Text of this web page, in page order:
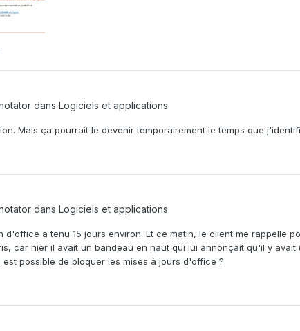
dans Logiciels et applications
Mais ça pourrait le devenir temporairement le temps que
dans Logiciels et applications
d'office a tenu 15 jours environ. Et ce matin, le client me rappelle
car hier il avait un bandeau en haut qui lui annonçait qu'il y
possible de bloquer les mises à jours d'office ?